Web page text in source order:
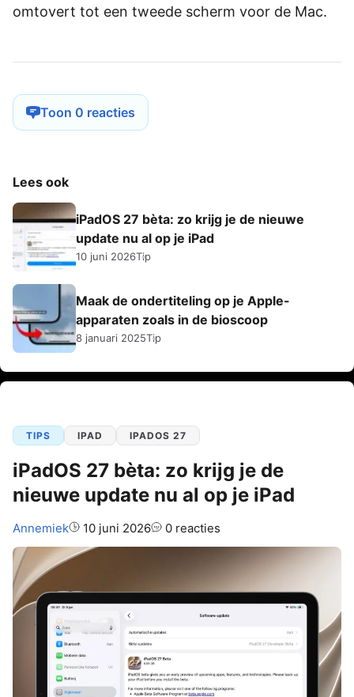
omtovert tot een tweede scherm voor de Mac.
Toon 0 reacties
Lees ook
iPadOS 27 bèta: zo krijg je de nieuwe
update nu al op je iPad
10 juni 2026Tip
Maak de ondertiteling op je Apple-
apparaten zoals in de bioscoop
8 januari 2025Tip
TIPS IPAD IPADOS 27
iPadOS 27 bèta: zo krijg je de
nieuwe update nu al op je iPad
Auteur:
Annemiek 10 juni 2026 0 reacties